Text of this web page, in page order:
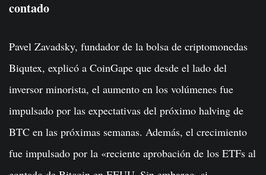
contado
Pavel Zavadsky, fundador de la bolsa de criptomonedas
Biqutex, explicó a CoinGape que desde el lado del
inversor minorista, el aumento en los volúmenes fue
impulsado por las expectativas del próximo halving de
BTC en las próximas semanas. Además, el crecimiento
fue impulsado por la «reciente aprobación de los ETFs al